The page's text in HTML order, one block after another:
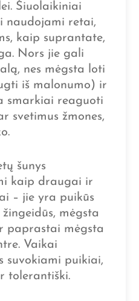
Šiuolaikiniai
naudojami retai,
kaip suprantate,
Nors jie gali
nes mėgsta loti
iš malonumo) ir
smarkiai reaguoti
svetimus žmones,
šunys
kaip draugai ir
– jie yra puikūs
mėgsta
paprastai mėgsta
Vaikai
suvokiami puikiai,
tolerantiški.